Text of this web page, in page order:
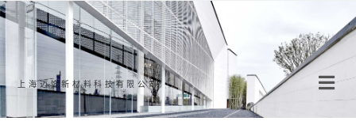
Skip
上海迈饰新材料科技有限公司